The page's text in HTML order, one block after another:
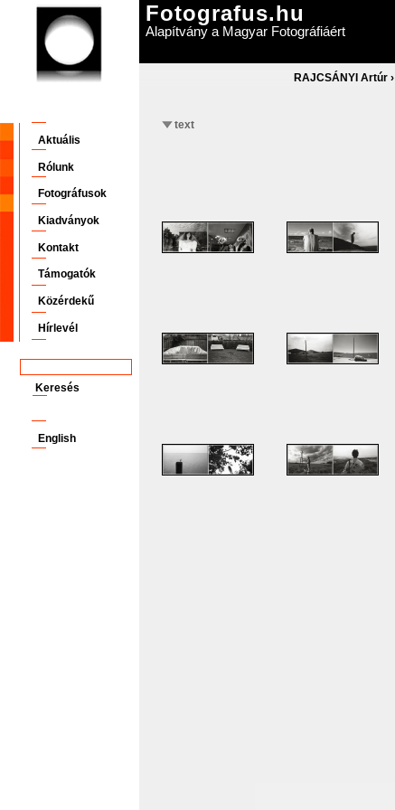
Fotografus.hu
Alapítvány a Magyar Fotográfiáért
RAJCSÁNYI Artúr ›
Aktuális
Rólunk
Fotográfusok
Kiadványok
Kontakt
Támogatók
Közérdekű
Hírlevél
English
text